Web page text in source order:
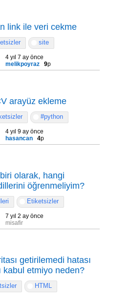
link ile veri cekme
site
4 yıl 7 ay önce
melikpoyraz
9p
arayüz ekleme
#python
4 yıl 9 ay önce
hasancan
4p
olarak, hangi
öğrenmeliyim?
Etiketsizler
7 yıl 2 ay önce
misafir
getirilemedi hatası
kabul etmiyo neden?
HTML